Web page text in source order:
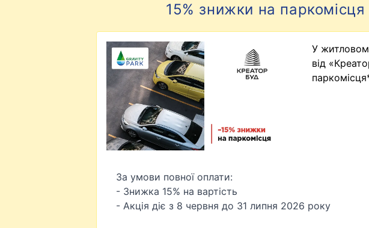
15% знижки на
У
від
За умови повної оплати:
- Знижка 15% на вартість
- Акція діє з 8 червня до 31 липня 2026 року